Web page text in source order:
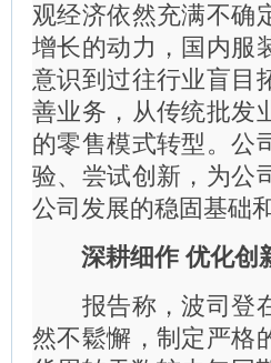
观经济依然充满不确
增长的动力，国内服
意识到过往行业盲目
善业务，从传统批发
的零售模式转型。公
验、尝试创新，为公
公司发展的稳固基础
深耕细作 优化创
报告称，波司登在
然不鬆懈，制定严格